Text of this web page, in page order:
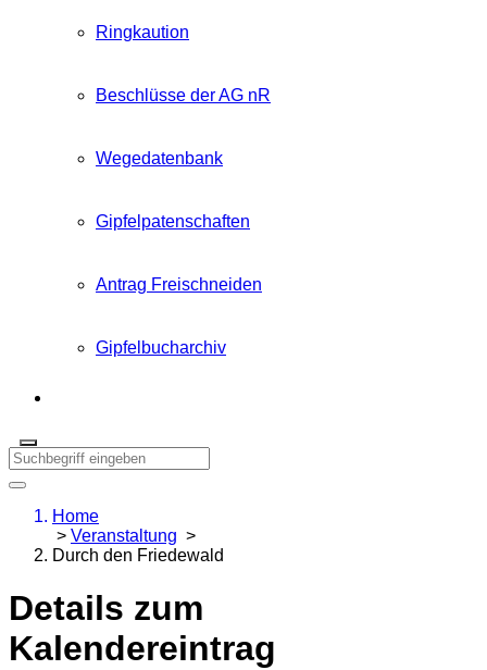
Ringkaution
Beschlüsse der AG nR
Wegedatenbank
Gipfelpatenschaften
Antrag Freischneiden
Gipfelbucharchiv
Home
> Veranstaltung >
Durch den Friedewald
Details zum
Kalendereintrag